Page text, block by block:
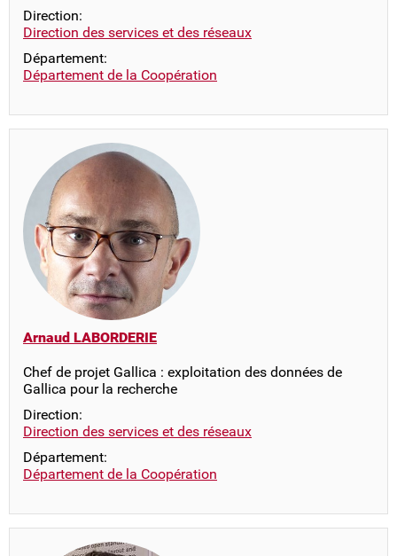
Direction:
Direction des services et des réseaux
Département:
Département de la Coopération
Arnaud LABORDERIE
Chef de projet Gallica : exploitation des données de
Gallica pour la recherche
Direction:
Direction des services et des réseaux
Département:
Département de la Coopération